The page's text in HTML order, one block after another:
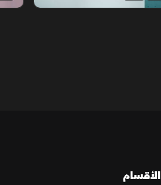
الأقسام